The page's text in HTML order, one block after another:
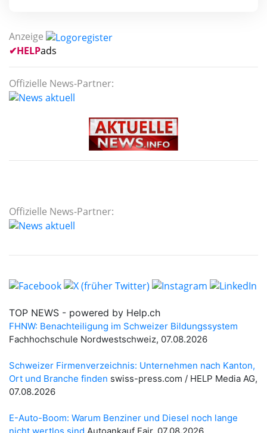
Anzeige
✔HELPads
Offizielle News-Partner:
Offizielle News-Partner: